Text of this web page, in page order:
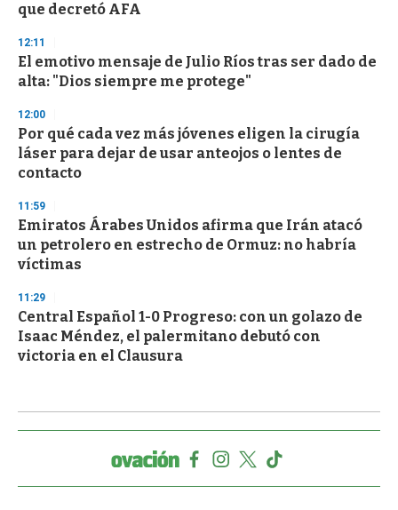
que decretó AFA
12:11
El emotivo mensaje de Julio Ríos tras ser dado de
alta: "Dios siempre me protege"
12:00
Por qué cada vez más jóvenes eligen la cirugía
láser para dejar de usar anteojos o lentes de
contacto
11:59
Emiratos Árabes Unidos afirma que Irán atacó
un petrolero en estrecho de Ormuz: no habría
víctimas
11:29
Central Español 1-0 Progreso: con un golazo de
Isaac Méndez, el palermitano debutó con
victoria en el Clausura